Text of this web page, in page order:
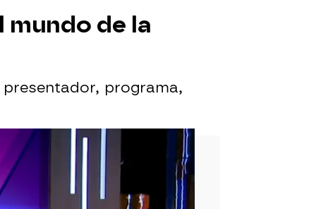
mundo de la
presentador, programa,